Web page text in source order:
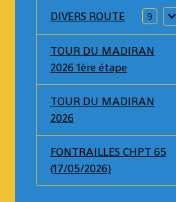
DIVERS ROUTE 9
TOUR DU MADIRAN
2026 1ère étape
TOUR DU MADIRAN
2026
FONTRAILLES CHPT 65
(17/05/2026)